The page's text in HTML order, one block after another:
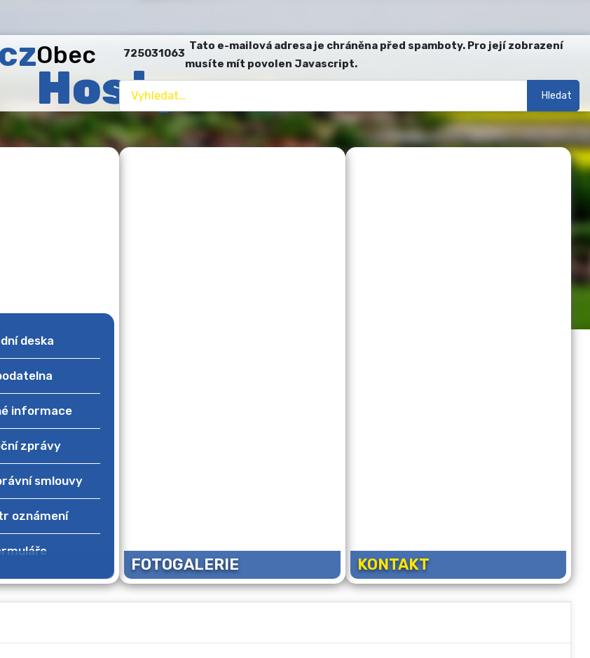
Obec
Hosty
725031063
Tato e-mailová adresa je chráněna před spamboty. Pro její zobrazení
musíte mít povolen Javascript.
Hledat
Hledat
deska
informace
zprávy
smlouvy
oznámení
FOTOGALERIE KONTAKT